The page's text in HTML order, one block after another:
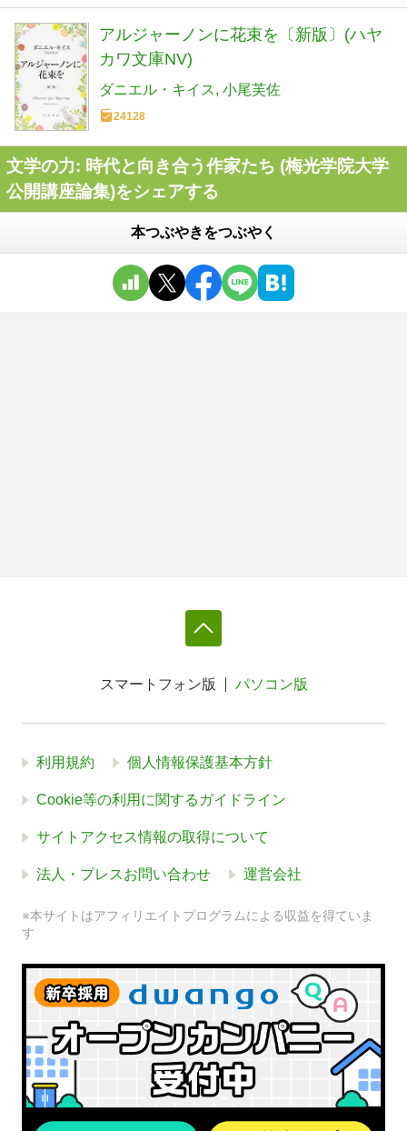
アルジャーノンに花束を〔新版〕(ハヤ
カワ文庫NV)
ダニエル・キイス 小尾芙佐
24128
文学の力: 時代と向き合う作家たち (梅光学院大学
公開講座論集)をシェアする
本つぶやきをつぶやく
スマートフォン版 パソコン版
利用規約 個人情報保護基本方針
Cookie等の利用に関するガイドライン
サイトアクセス情報の取得について
法人・プレスお問い合わせ 運営会社
※本サイトはアフィリエイトプログラムによる収益を得ていま
す